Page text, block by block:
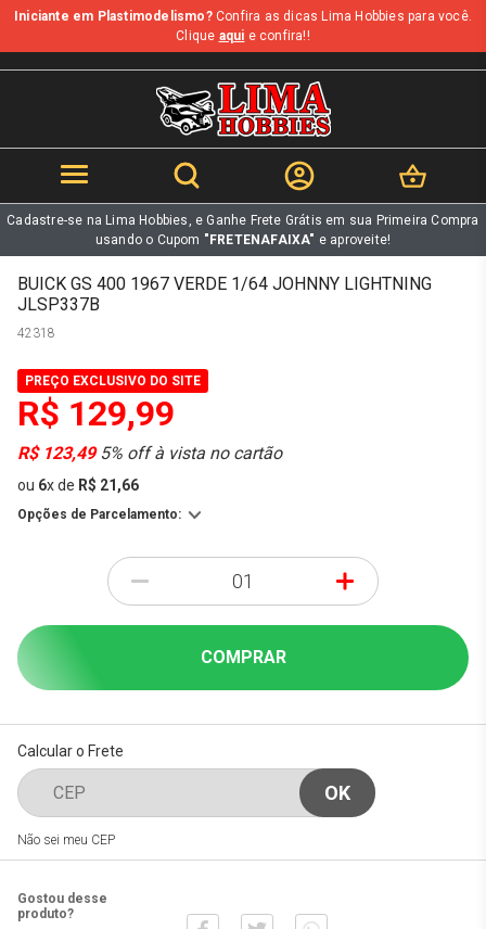
b
Iniciante em Plastimodelismo?Confira as dicas Lima Hobbies para você.
Clique aqui e confira!!
Cadastre-se na Lima Hobbies, e Ganhe Frete Grátis em sua Primeira Compra
usando o Cupom "FRETENAFAIXA" e aproveite!
BUICK GS 400 1967 VERDE 1/64 JOHNNY LIGHTNING
JLSP337B
42318
PREÇO EXCLUSIVO DO SITE
R$ 129,99
R$ 123,495% off à vista no cartão
ou 6xde R$ 21,66
Opções de Parcelamento:
- +
COMPRAR
Calcular o Frete
Não sei meu CEP
Gostou desse
produto?